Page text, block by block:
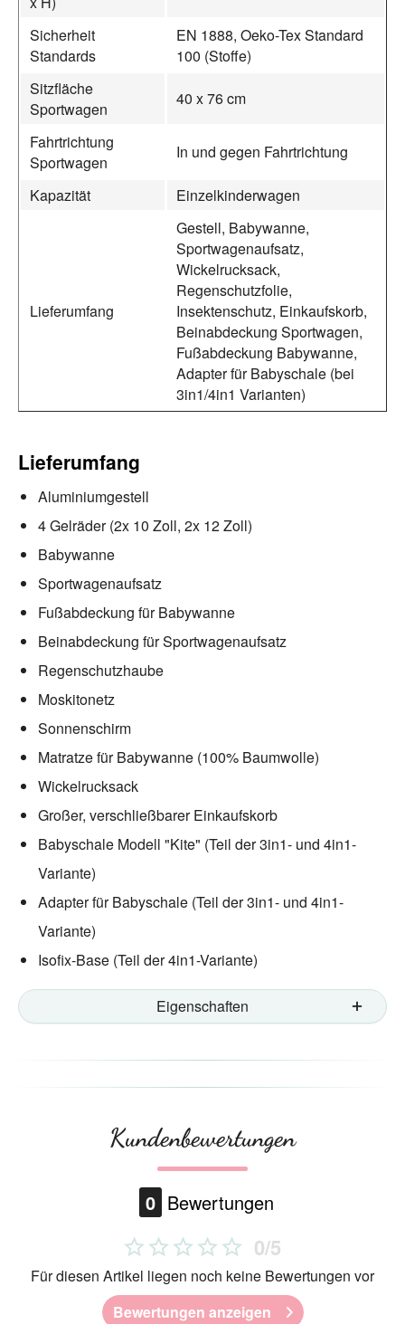
Sicherheit
Standards
EN 1888, Oeko-Tex Standard
100 (Stoffe)
Sitzfläche
Sportwagen
40 x 76 cm
Fahrtrichtung
Sportwagen
In und gegen Fahrtrichtung
Kapazität Einzelkinderwagen
Lieferumfang
Gestell, Babywanne,
Sportwagenaufsatz,
Wickelrucksack,
Regenschutzfolie,
Insektenschutz, Einkaufskorb,
Beinabdeckung Sportwagen,
Fußabdeckung Babywanne,
Adapter für Babyschale (bei
3in1/4in1 Varianten)
Lieferumfang
Aluminiumgestell
4 Gelräder (2x 10 Zoll, 2x 12 Zoll)
Babywanne
Sportwagenaufsatz
Fußabdeckung für Babywanne
Beinabdeckung für Sportwagenaufsatz
Regenschutzhaube
Moskitonetz
Sonnenschirm
Matratze für Babywanne (100% Baumwolle)
Wickelrucksack
Großer, verschließbarer Einkaufskorb
Babyschale Modell "Kite" (Teil der 3in1- und 4in1-
Variante)
Adapter für Babyschale (Teil der 3in1- und 4in1-
Variante)
Isofix-Base (Teil der 4in1-Variante)
Eigenschaften
Kundenbewertungen
0 Bewertungen
0/5
Für diesen Artikel liegen noch keine Bewertungen vor
Bewertungen anzeigen